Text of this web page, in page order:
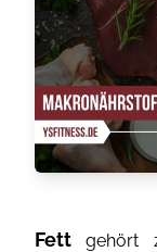
Fett gehört